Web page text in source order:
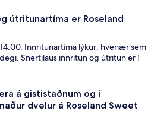
útritunartíma er Roseland
Innritunartíma lýkur: hvenær sem
Snertilaus innritun og útritun er í
á gististaðnum og í
dvelur á Roseland Sweet